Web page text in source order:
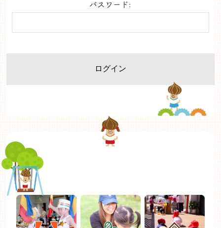
パスワード: